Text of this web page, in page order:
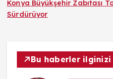
Konya Büyükşehir Zabıtası
Sürdürüyor
Bu haberler